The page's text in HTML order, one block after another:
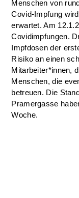
Menschen von
Covid-Impfung
erwartet. Am
Covidimpfungen.
Impfdosen der
Risiko an einen
Mitarbeiter*innen,
Menschen, die
betreuen. Die
Pramergasse
Woche.